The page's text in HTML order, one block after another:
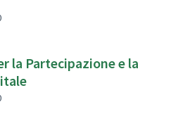
la Partecipazione e la